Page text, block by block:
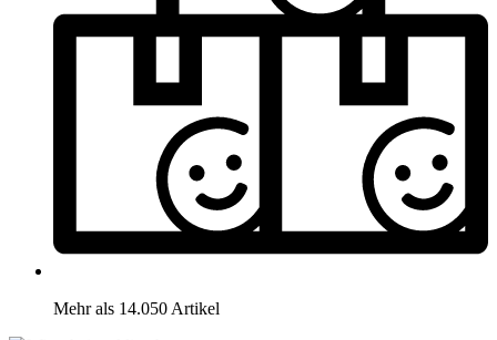
Mehr als 14.050 Artikel